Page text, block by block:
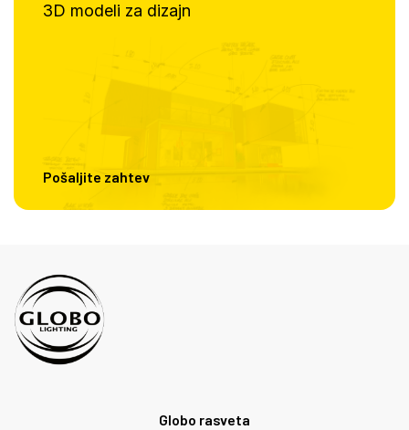
3D modeli za dizajn
Pošaljite zahtev
Globo rasveta